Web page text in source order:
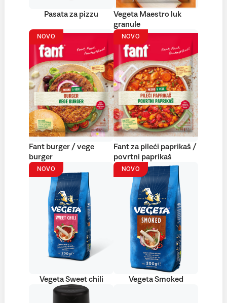
Pasata za pizzu
Vegeta Maestro luk
granule
NOVO
Fant burger / vege
burger
NOVO
Fant za pileći paprikaš /
povrtni paprikaš
NOVO
Vegeta Sweet chili
NOVO
Vegeta Smoked